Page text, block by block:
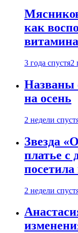
как
3 года спустя2
Названы
на осень
2 недели
Звезда
платье с
2 недели